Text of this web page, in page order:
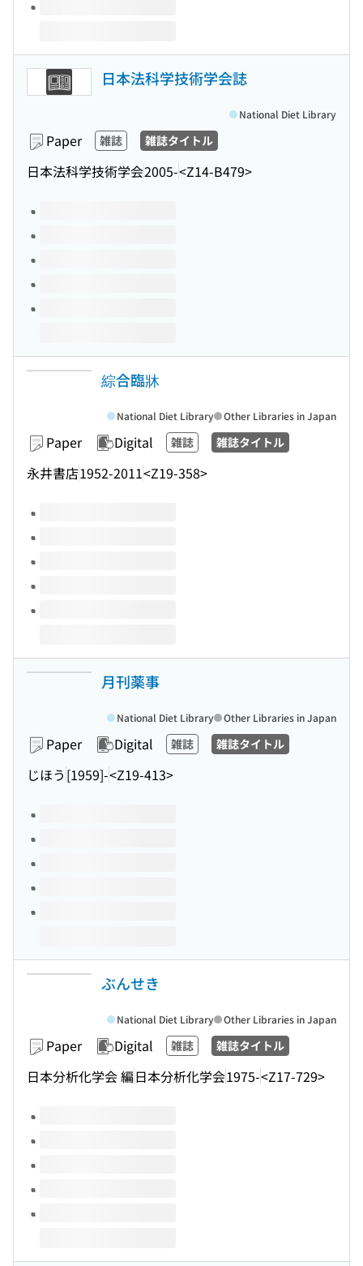
日本法科学技術学会誌
Paper 雑誌 雑誌タイトル
日本法科学技術学会2005-<Z14-B479>
National Diet Library
Volumes of this title
綜合臨牀
Paper Digital 雑誌 雑誌タイトル
永井書店1952-2011<Z19-358>
National Diet Library Other Libraries in Japan
Volumes of this title
月刊薬事
Paper Digital 雑誌 雑誌タイトル
じほう [1959]-<Z19-413>
National Diet Library Other Libraries in Japan
Volumes of this title
ぶんせき
Paper Digital 雑誌 雑誌タイトル
日本分析化学会 編日本分析化学会1975-<Z17-729>
National Diet Library Other Libraries in Japan
Volumes of this title